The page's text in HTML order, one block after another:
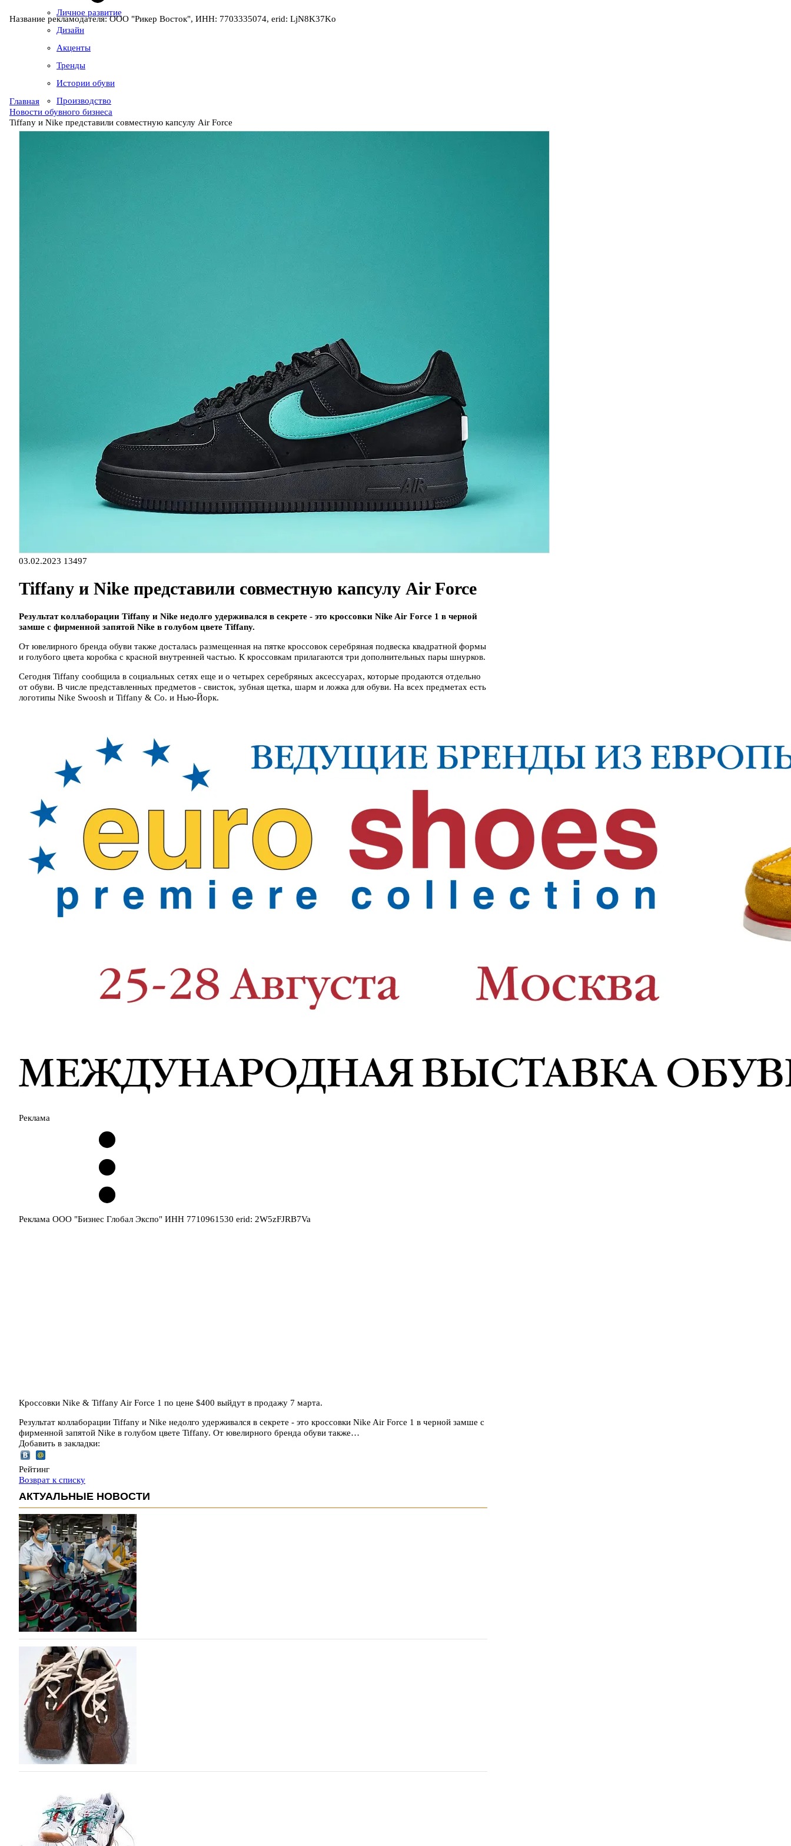
Личное развитие
Дизайн
Акценты
Тренды
Истории обуви
Производство
Название рекламодателя: ООО "Рикер Восток", ИНН: 7703335074, erid: LjN8K37Ko
Главная
Новости обувного бизнеса
Tiffany и Nike представили совместную капсулу Air Force
03.02.2023 13497
Tiffany и Nike представили совместную капсулу Air Force
Результат коллаборации Tiffany и Nike недолго удерживался в секрете - это кроссовки Nike Air Force 1 в черной
замше с фирменной запятой Nike в голубом цвете Tiffany.
От ювелирного бренда обуви также досталась размещенная на пятке кроссовок серебряная подвеска квадратной формы
и голубого цвета коробка с красной внутренней частью. К кроссовкам прилагаются три дополнительных пары шнурков.
Сегодня Tiffany сообщила в социальных сетях еще и о четырех серебряных аксессуарах, которые продаются отдельно
от обуви. В числе представленных предметов - свисток, зубная щетка, шарм и ложка для обуви. На всех предметах есть
логотипы Nike Swoosh и Tiffany & Co. и Нью-Йорк.
Реклама
Реклама ООО "Бизнес Глобал Экспо" ИНН 7710961530 erid: 2W5zFJRB7Va
Кроссовки Nike & Tiffany Air Force 1 по цене $400 выйдут в продажу 7 марта.
Результат коллаборации Tiffany и Nike недолго удерживался в секрете - это кроссовки Nike Air Force 1 в черной замше с
фирменной запятой Nike в голубом цвете Tiffany. От ювелирного бренда обуви также…
Добавить в закладки:
Рейтинг
Возврат к списку
АКТУАЛЬНЫЕ НОВОСТИ
Объем мирового производства обуви в 2025 году практически не увеличился
В 2025 году мировое производство обуви практически не изменилось, зафиксировав незначительный рост
на 0,1% до 24,6 млрд пар, - данные опубликованы в аналитическом вестнике «Всемирный ежегодник обуви
2026», Португальской ассоциацией…
06.08.2026 303
Популярный силуэт бренда,1999 года выпуска, соответствует сегодняшнему тренду на
сникерины (гибридный вариант балеток и кроссовок обтекаемой формы и с тонкой подошвой). Но в
модели Miu Miu Bubble присутствует еще и…